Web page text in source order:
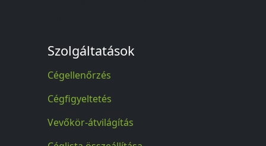
Szolgáltatások
Cégellenőrzés
Cégfigyeltetés
Vevőkör-átvilágítás